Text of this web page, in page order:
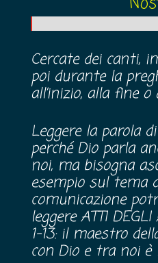
Cercate dei canti,
poi durante la
all’inizio, alla fine o
Leggere la parola
perché Dio parla
noi, ma bisogna
esempio sul tema
comunicazione
leggere ATTI DEGLI
1-13: il maestro
con Dio e tra noi